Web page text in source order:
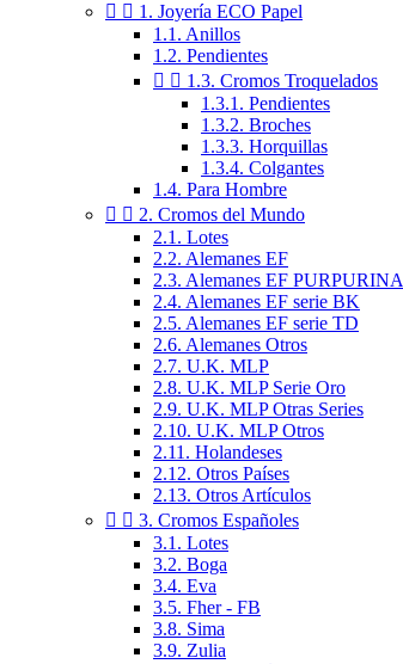
  1. Joyería ECO Papel
1.1. Anillos
1.2. Pendientes
  1.3. Cromos Troquelados
1.3.1. Pendientes
1.3.2. Broches
1.3.3. Horquillas
1.3.4. Colgantes
1.4. Para Hombre
  2. Cromos del Mundo
2.1. Lotes
2.2. Alemanes EF
2.3. Alemanes EF PURPURINA
2.4. Alemanes EF serie BK
2.5. Alemanes EF serie TD
2.6. Alemanes Otros
2.7. U.K. MLP
2.8. U.K. MLP Serie Oro
2.9. U.K. MLP Otras Series
2.10. U.K. MLP Otros
2.11. Holandeses
2.12. Otros Países
2.13. Otros Artículos
  3. Cromos Españoles
3.1. Lotes
3.2. Boga
3.4. Eva
3.5. Fher - FB
3.8. Sima
3.9. Zulia